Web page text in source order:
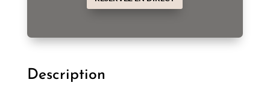
Description